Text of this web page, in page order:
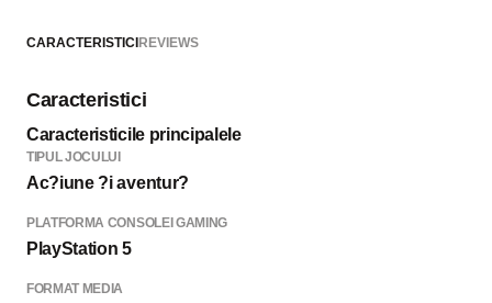
CARACTERISTICIREVIEWS
Caracteristici
Caracteristicile principalele
TIPUL JOCULUI
Ac?iune ?i aventur?
PLATFORMA CONSOLEI GAMING
PlayStation 5
FORMAT MEDIA